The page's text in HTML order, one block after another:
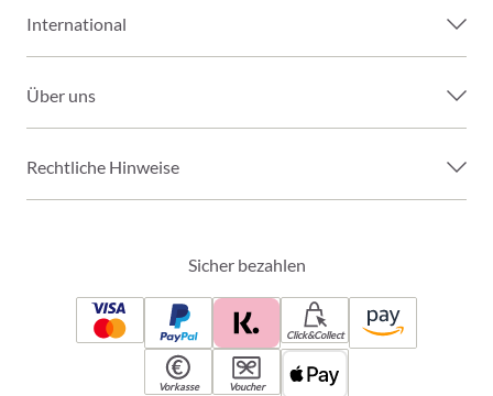
International
Über uns
Rechtliche Hinweise
Sicher bezahlen
Click&Collect
Vorkasse Voucher